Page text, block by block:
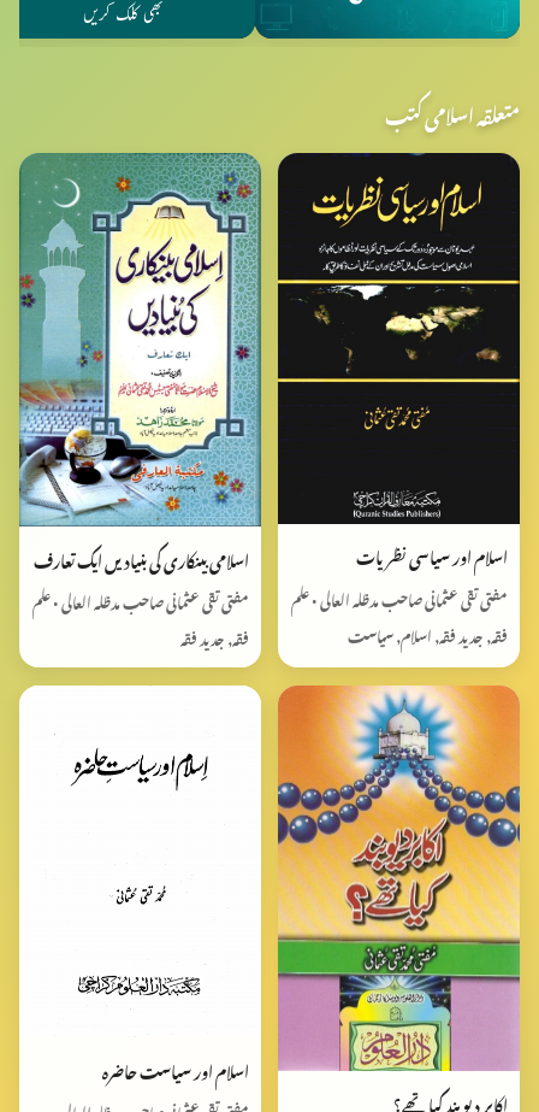
متعلقہ اسلامی کتب
اسلام اور سیاسی نظریات
مفتی تقی عثمانی صاحب مدظلہ العالی • علم
فقہ, جدید فقہ, اسلام, سیاست
اسلامی بینکاری کی بنیادیں ایک تعارف
مفتی تقی عثمانی صاحب مدظلہ العالی • علم
فقہ, جدید فقہ
اکابر دیوبند کیا تھے؟
اسلام اور سیاست حاضرہ